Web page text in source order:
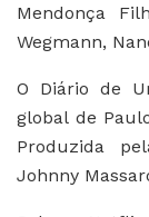
Mendonça
Wegmann,
O Diário de
global de
Produzida
Johnny